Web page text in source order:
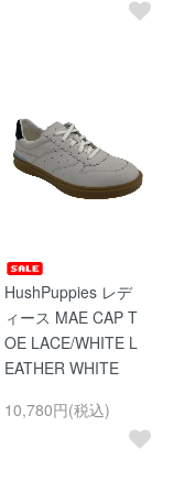
HushPuppies レデ
ィース MAE CAP T
OE LACE/WHITE L
EATHER WHITE
10,780円(税込)